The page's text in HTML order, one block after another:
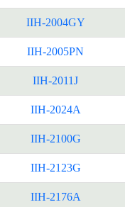
IIH-2004GY
IIH-2005PN
IIH-2011J
IIH-2024A
IIH-2100G
IIH-2123G
IIH-2176A